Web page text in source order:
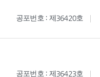
공포번호 : 제36420호
공포번호 : 제36423호